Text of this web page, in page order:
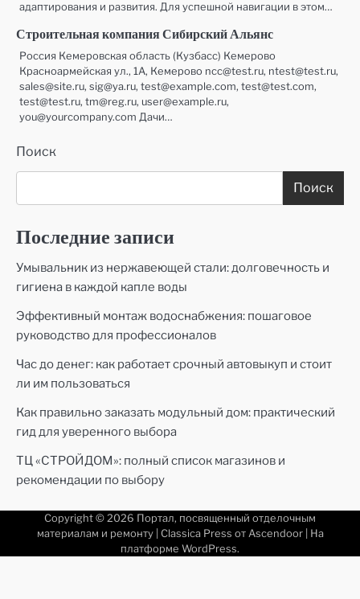
адаптирования и развития. Для успешной навигации в этом…
Строительная компания Сибирский Альянс
Россия Кемеровская область (Кузбасс) Кемерово
Красноармейская ул., 1А, Кемерово ncc@test.ru, ntest@test.ru,
sales@site.ru, sig@ya.ru, test@example.com, test@test.com,
test@test.ru, tm@reg.ru, user@example.ru,
you@yourcompany.com Дачи…
Поиск
Поиск
Последние записи
Умывальник из нержавеющей стали: долговечность и
гигиена в каждой капле воды
Эффективный монтаж водоснабжения: пошаговое
руководство для профессионалов
Час до денег: как работает срочный автовыкуп и стоит
ли им пользоваться
Как правильно заказать модульный дом: практический
гид для уверенного выбора
ТЦ «СТРОЙДОМ»: полный список магазинов и
рекомендации по выбору
Copyright © 2026 Портал, посвященный отделочным
материалам и ремонту| Classica Press от Ascendoor| На
платформе WordPress.